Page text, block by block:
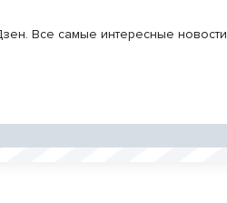
Все самые интересные новости